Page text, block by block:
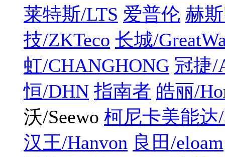
莱特斯/LTS 爱普伦 赫
技/ZKTeco 长城/
虹/CHANGHONG 冠捷/
恒/DHN 指南者 皓丽/
沃/Seewo 柯尼卡美能达
汉王/Hanvon 良田/eloam